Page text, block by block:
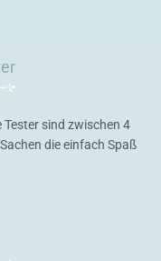
Tester sind zwischen 4
die einfach Spaß